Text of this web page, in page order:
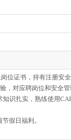
位证书，持有注册安
，对应聘岗位和安全管
识扎实，熟练使用
假日福利。